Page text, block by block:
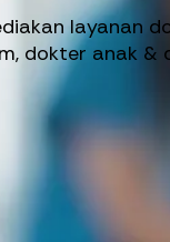
layanan
dokter anak &